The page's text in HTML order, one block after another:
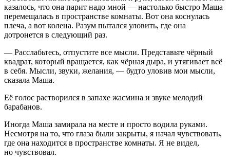
казалось, что она парит надо мной — настолько быстро Маша
перемещалась в пространстве комнаты. Вот она коснулась
плеча, а вот колена. Разум пытался уловить, где она
дотронется в следующий раз.
— Расслабьтесь, отпустите все мысли. Представьте чёрный
квадрат, который вращается, как чёрная дыра, и утягивает всё
в себя. Мысли, звуки, желания, — будто уловив мои мысли,
сказала Маша.
Её голос растворился в запахе жасмина и звуке мелодий
барабанов.
Иногда Маша замирала на месте и просто водила руками.
Несмотря на то, что глаза были закрыты, я начал чувствовать,
где она находится в пространстве комнаты. Я не видел,
но чувствовал.